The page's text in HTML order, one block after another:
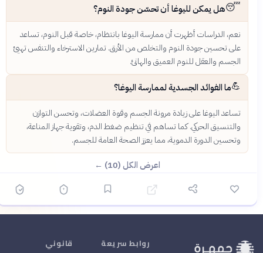
😴هل يمكن لليوغا أن تحسّن جودة النوم؟
نعم، الدراسات أظهرت أن ممارسة اليوغا بانتظام، خاصة قبل النوم، تساعد
على تحسين جودة النوم والتخلص من الأرق. تمارين الاسترخاء والتنفس تهيئ
الجسم والعقل للنوم العميق والهانئ.
💪ما الفوائد الجسدية لممارسة اليوغا؟
تساعد اليوغا على زيادة مرونة الجسم وقوة العضلات، وتحسن التوازن
والتنسيق الحركي. كما تساهم في تنظيم ضغط الدم، وتقوية جهاز المناعة،
وتحسين الدورة الدموية، مما يعزز الصحة العامة للجسم.
اعرض الكل (10) ←
روابط سريعة قانوني